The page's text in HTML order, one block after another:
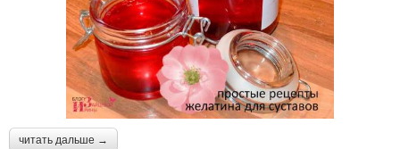
читать дальше →